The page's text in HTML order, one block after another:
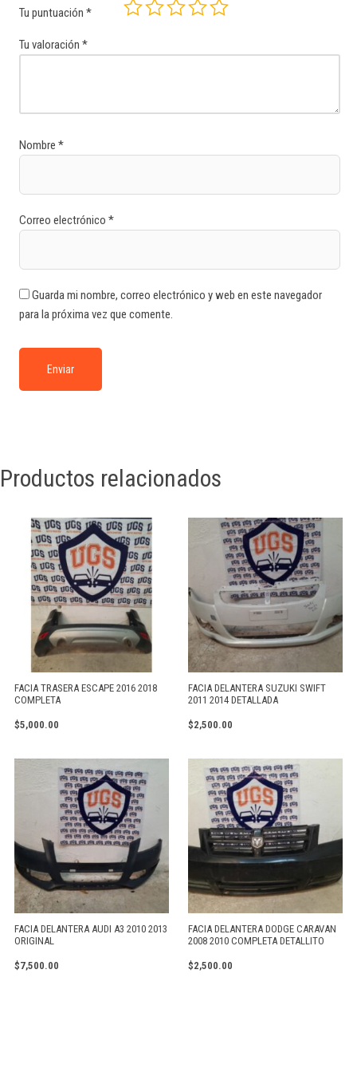
Tu puntuación *
Tu valoración *
Nombre *
Correo electrónico *
Guarda mi nombre, correo electrónico y web en este navegador
para la próxima vez que comente.
Productos relacionados
FACIA TRASERA ESCAPE 2016 2018
COMPLETA
$5,000.00
FACIA DELANTERA SUZUKI SWIFT
2011 2014 DETALLADA
$2,500.00
FACIA DELANTERA AUDI A3 2010 2013
ORIGINAL
$7,500.00
FACIA DELANTERA DODGE CARAVAN
2008 2010 COMPLETA DETALLITO
$2,500.00